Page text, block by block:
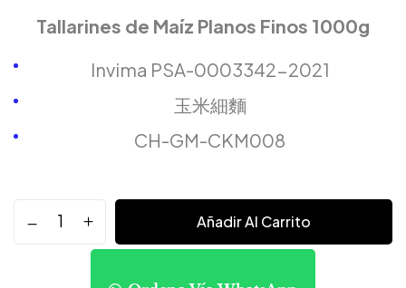
Tallarines de Maíz Planos Finos 1000g
Invima PSA-0003342-2021
玉米細麵
CH-GM-CKM008
Añadir Al Carrito